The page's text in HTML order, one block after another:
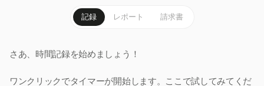
記録 レポート 請求書
さあ、時間記録を始めましょう！
ワンクリックでタイマーが開始します。ここで試してみてくだ